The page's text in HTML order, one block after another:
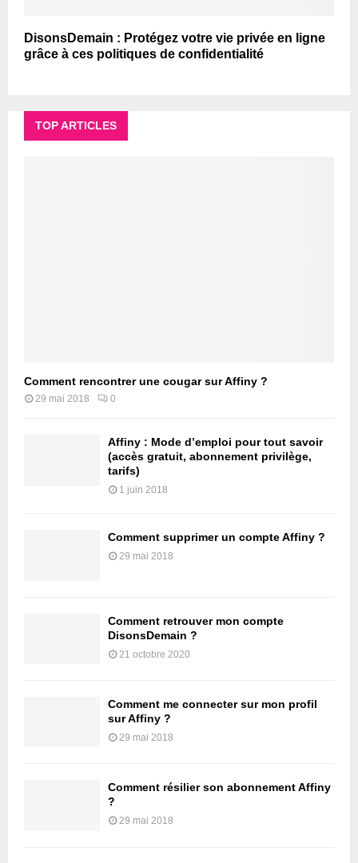
DisonsDemain : Protégez votre vie privée en ligne
grâce à ces politiques de confidentialité
TOP ARTICLES
Comment rencontrer une cougar sur Affiny ?
29 mai 2018 0
Affiny : Mode d’emploi pour tout savoir
(accès gratuit, abonnement privilège,
tarifs)
1 juin 2018
Comment supprimer un compte Affiny ?
29 mai 2018
Comment retrouver mon compte
DisonsDemain ?
21 octobre 2020
Comment me connecter sur mon profil
sur Affiny ?
29 mai 2018
Comment résilier son abonnement Affiny
?
29 mai 2018